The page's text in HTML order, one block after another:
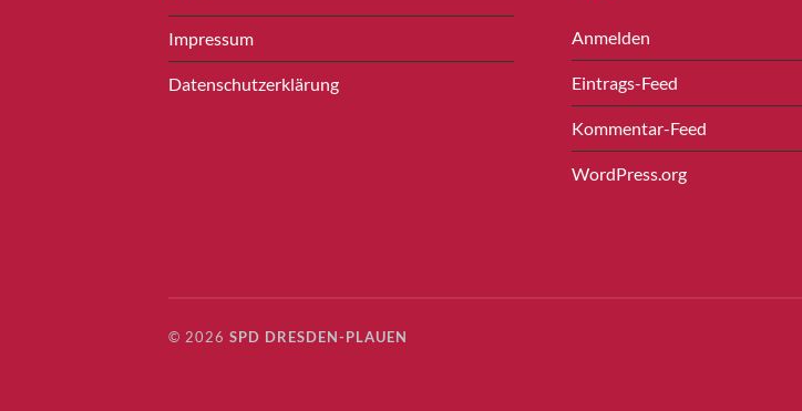
Impressum
Datenschutzerklärung
Anmelden
Eintrags-Feed
Kommentar-Feed
WordPress.org
© 2026 SPD DRESDEN-PLAUEN